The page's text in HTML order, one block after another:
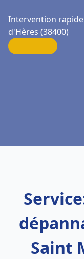
Intervention
d'Hères (38400)
Saint